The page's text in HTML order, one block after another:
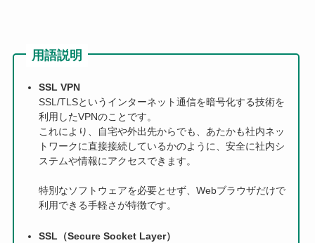
用語説明
SSL VPN
SSL/TLSというインターネット通信を暗号化する技術を
利用したVPNのことです。
これにより、自宅や外出先からでも、あたかも社内ネッ
トワークに直接接続しているかのように、安全に社内シ
ステムや情報にアクセスできます。
特別なソフトウェアを必要とせず、Webブラウザだけで
利用できる手軽さが特徴です。
SSL（Secure Socket Layer）